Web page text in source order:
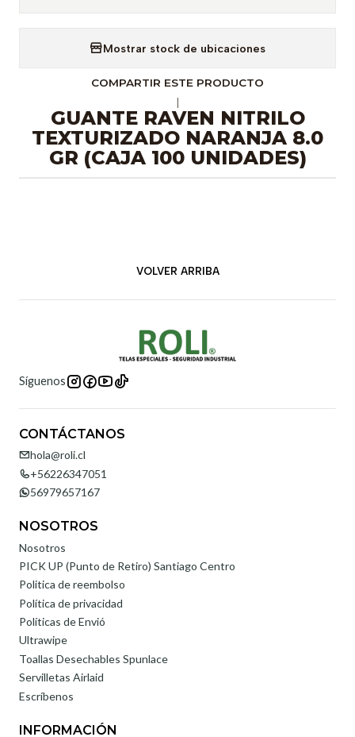
Mostrar stock de ubicaciones
COMPARTIR ESTE PRODUCTO
GUANTE RAVEN NITRILO
TEXTURIZADO NARANJA 8.0
GR (CAJA 100 UNIDADES)
VOLVER ARRIBA
Síguenos
CONTÁCTANOS
hola@roli.cl
+56226347051
56979657167
NOSOTROS
Nosotros
PICK UP (Punto de Retiro) Santiago Centro
Politica de reembolso
Política de privacidad
Políticas de Envió
Ultrawipe
Toallas Desechables Spunlace
Servilletas Airlaid
Escríbenos
INFORMACIÓN